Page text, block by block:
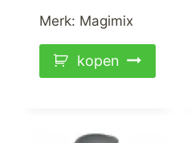
Merk: Magimix
kopen